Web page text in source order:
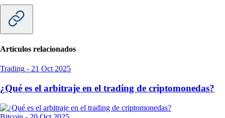
Artículos relacionados
Trading - 21 Oct 2025
¿Qué es el arbitraje en el trading de criptomonedas?